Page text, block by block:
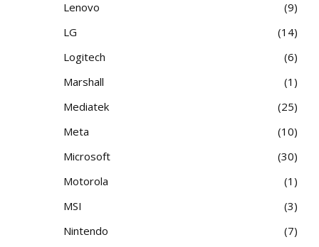
Lenovo
9
LG
14
Logitech
6
Marshall
1
Mediatek
25
Meta
10
Microsoft
30
Motorola
1
MSI
3
Nintendo
7